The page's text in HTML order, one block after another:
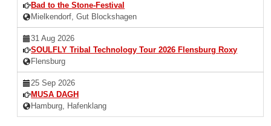
Bad to the Stone-Festival
Mielkendorf, Gut Blockshagen
31 Aug 2026
SOULFLY Tribal Technology Tour 2026 Flensburg Roxy
Flensburg
25 Sep 2026
MUSA DAGH
Hamburg, Hafenklang